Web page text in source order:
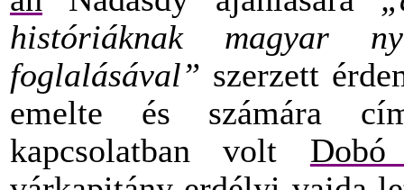
históriáknak magyar
foglalásával” szerzett
emelte és számára
kapcsolatban volt